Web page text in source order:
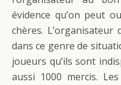
évidence qu’on peut
chères.
dans ce genre de
joueurs qu’ils sont
aussi 1000 mercis.